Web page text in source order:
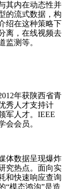
其内在动态性并
的流式数据，构
绍在这种策略下
离，在线视频去
监测等。
年获陕西省青
秀人才支持计
军人才。 IEEE
会会员。
体数据呈现爆炸
究热点。面向实
和快速响应查询
“模态鸿沟”是造